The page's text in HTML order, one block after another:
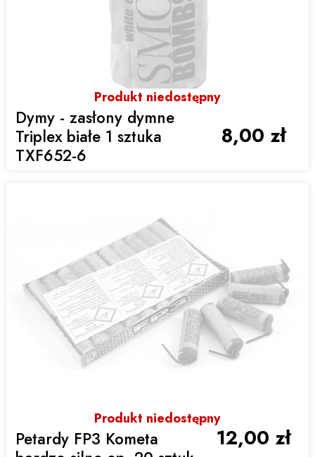
Produkt niedostępny
Dymy - zasłony dymne
Triplex białe 1 sztuka
TXF652-6
8,00 zł
Produkt niedostępny
Petardy FP3 Kometa
12,00 zł